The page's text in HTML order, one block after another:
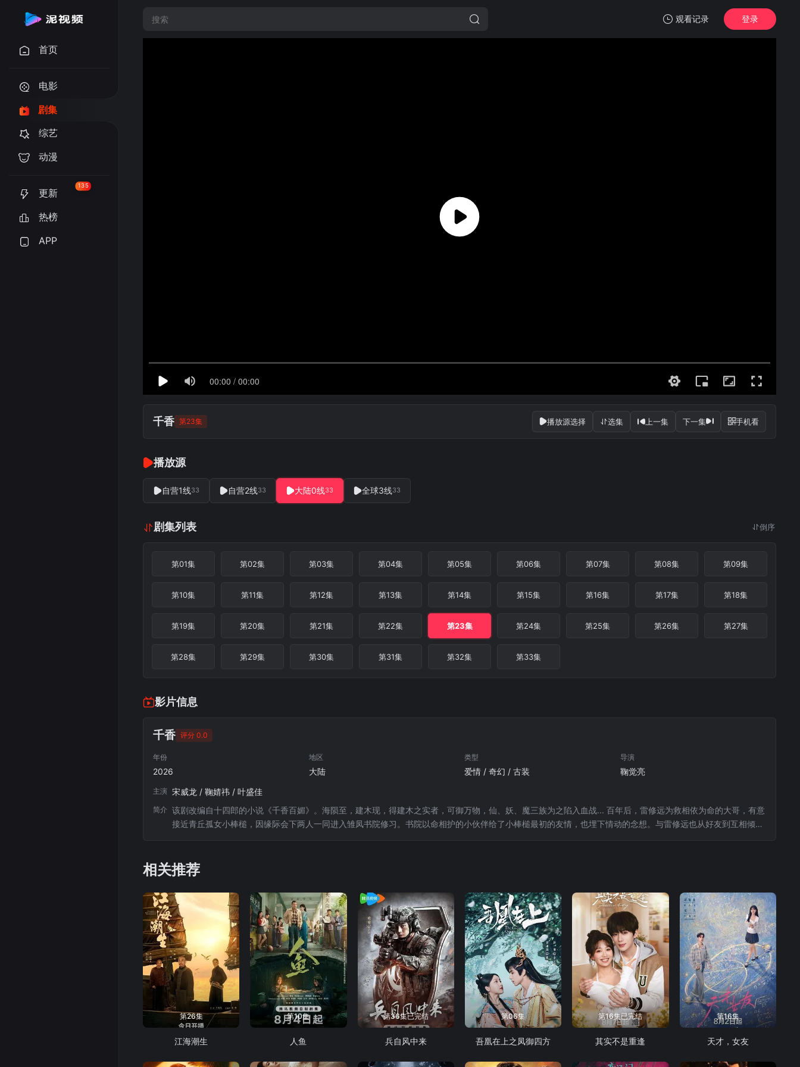
观看记录 登录
首页
电影
剧集
综艺
动漫
更新
135
热榜
APP
千香 第23集 播放源选择 选集 上一集 下一集 手机看
播放源
自营1线33 自营2线33 大陆0线33 全球3线33
剧集列表 倒序
第01集 第02集 第03集 第04集 第05集 第06集 第07集 第08集 第09集
第10集 第11集 第12集 第13集 第14集 第15集 第16集 第17集 第18集
第19集 第20集 第21集 第22集 第23集 第24集 第25集 第26集 第27集
第28集 第29集 第30集 第31集 第32集 第33集
影片信息
千香 评分 0.0
年份
2026
地区
大陆
类型
爱情 / 奇幻 / 古装
导演
鞠觉亮
主演 宋威龙 / 鞠婧祎 / 叶盛佳
简介 该剧改编自十四郎的小说《千香百媚》。海陨至，建木现，得建木之实者，可御万物，仙、妖、魔三族为之陷入血战... 百年后，雷修远为救相依为命的大哥，有意
接近青丘孤女小棒槌，因缘际会下两人一同进入雏凤书院修习。书院以命相护的小伙伴给了小棒槌最初的友情，也埋下情动的念想。与雷修远也从好友到互相倾
相关推荐
第26集
江海潮生
第10集
人鱼
第36集已完结
兵自风中来
第06集
吾凰在上之凤御四方
第16集已完结
其实不是重逢
第16集
天才，女友